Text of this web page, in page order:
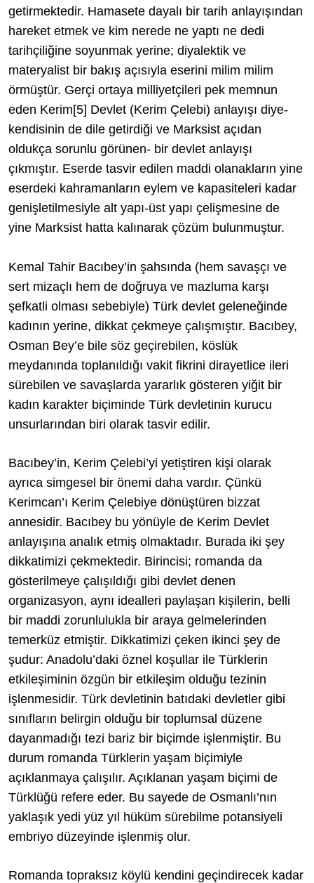
getirmektedir. Hamasete dayalı bir tarih anlayışından
hareket etmek ve kim nerede ne yaptı ne dedi
tarihçiliğine soyunmak yerine; diyalektik ve
materyalist bir bakış açısıyla eserini milim milim
örmüştür. Gerçi ortaya milliyetçileri pek memnun
eden Kerim[5] Devlet (Kerim Çelebi) anlayışı diye-
kendisinin de dile getirdiği ve Marksist açıdan
oldukça sorunlu görünen- bir devlet anlayışı
çıkmıştır. Eserde tasvir edilen maddi olanakların yine
eserdeki kahramanların eylem ve kapasiteleri kadar
genişletilmesiyle alt yapı-üst yapı çelişmesine de
yine Marksist hatta kalınarak çözüm bulunmuştur.
Kemal Tahir Bacıbey’in şahsında (hem savaşçı ve
sert mizaçlı hem de doğruya ve mazluma karşı
şefkatli olması sebebiyle) Türk devlet geleneğinde
kadının yerine, dikkat çekmeye çalışmıştır. Bacıbey,
Osman Bey’e bile söz geçirebilen, köslük
meydanında toplanıldığı vakit fikrini dirayetlice ileri
sürebilen ve savaşlarda yararlık gösteren yiğit bir
kadın karakter biçiminde Türk devletinin kurucu
unsurlarından biri olarak tasvir edilir.
Bacıbey’in, Kerim Çelebi’yi yetiştiren kişi olarak
ayrıca simgesel bir önemi daha vardır. Çünkü
Kerimcan’ı Kerim Çelebiye dönüştüren bizzat
annesidir. Bacıbey bu yönüyle de Kerim Devlet
anlayışına analık etmiş olmaktadır. Burada iki şey
dikkatimizi çekmektedir. Birincisi; romanda da
gösterilmeye çalışıldığı gibi devlet denen
organizasyon, aynı idealleri paylaşan kişilerin, belli
bir maddi zorunlulukla bir araya gelmelerinden
temerküz etmiştir. Dikkatimizi çeken ikinci şey de
şudur: Anadolu’daki öznel koşullar ile Türklerin
etkileşiminin özgün bir etkileşim olduğu tezinin
işlenmesidir. Türk devletinin batıdaki devletler gibi
sınıfların belirgin olduğu bir toplumsal düzene
dayanmadığı tezi bariz bir biçimde işlenmiştir. Bu
durum romanda Türklerin yaşam biçimiyle
açıklanmaya çalışılır. Açıklanan yaşam biçimi de
Türklüğü refere eder. Bu sayede de Osmanlı’nın
yaklaşık yedi yüz yıl hüküm sürebilme potansiyeli
embriyo düzeyinde işlenmiş olur.
Romanda topraksız köylü kendini geçindirecek kadar